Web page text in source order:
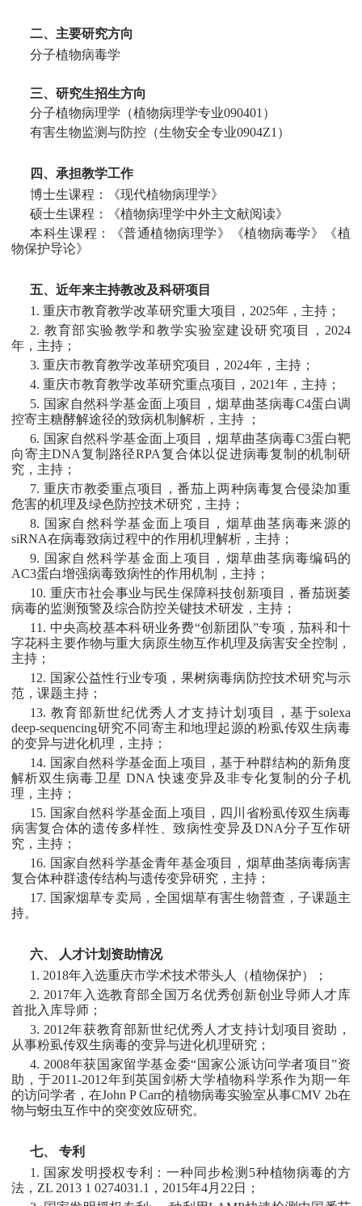
二、 主要研究方向
分子植物病毒学
三、研究生招生方向
分子植物病理学（植物病理学专业090401）
有害生物监测与防控（生物安全专业0904Z1）
四、承担教学工作
博士生课程：《现代植物病理学》
硕士生课程：《植物病理学中外主文献阅读》
本科生课程：《普通植物病理学》《植物病毒学》《植
物保护导论》
五、近年来主持教改及科研项目
1. 重庆市教育教学改革研究重大项目，2025年，主持；
2. 教育部实验教学和教学实验室建设研究项目，2024
年，主持；
3. 重庆市教育教学改革研究项目，2024年，主持；
4. 重庆市教育教学改革研究重点项目，2021年，主持；
5. 国家自然科学基金面上项目，烟草曲茎病毒C4蛋白调
控寄主糖酵解途径的致病机制解析，主持 ；
6. 国家自然科学基金面上项目，烟草曲茎病毒C3蛋白靶
向寄主DNA复制路径RPA复合体以促进病毒复制的机制研
究，主持；
7. 重庆市教委重点项目，番茄上两种病毒复合侵染加重
危害的机理及绿色防控技术研究，主持；
8. 国家自然科学基金面上项目，烟草曲茎病毒来源的
siRNA在病毒致病过程中的作用机理解析，主持；
9. 国家自然科学基金面上项目，烟草曲茎病毒编码的
AC3蛋白增强病毒致病性的作用机制，主持；
10. 重庆市社会事业与民生保障科技创新项目，番茄斑萎
病毒的监测预警及综合防控关键技术研发，主持；
11. 中央高校基本科研业务费“创新团队”专项，茄科和十
字花科主要作物与重大病原生物互作机理及病害安全控制，
主持；
12. 国家公益性行业专项，果树病毒病防控技术研究与示
范，课题主持；
13. 教育部新世纪优秀人才支持计划项目，基于solexa
deep-sequencing研究不同寄主和地理起源的粉虱传双生病毒
的变异与进化机理，主持；
14. 国家自然科学基金面上项目，基于种群结构的新角度
解析双生病毒卫星 DNA 快速变异及非专化复制的分子机
理，主持；
15. 国家自然科学基金面上项目，四川省粉虱传双生病毒
病害复合体的遗传多样性、致病性变异及DNA分子互作研
究，主持；
16. 国家自然科学基金青年基金项目，烟草曲茎病毒病害
复合体种群遗传结构与遗传变异研究，主持；
17. 国家烟草专卖局，全国烟草有害生物普查，子课题主
持。
六、 人才计划资助情况
1. 2018年入选重庆市学术技术带头人（植物保护）；
2. 2017年入选教育部全国万名优秀创新创业导师人才库
首批入库导师；
3. 2012年获教育部新世纪优秀人才支持计划项目资助，
从事粉虱传双生病毒的变异与进化机理研究；
4. 2008年获国家留学基金委“国家公派访问学者项目”资
助，于2011-2012年到英国剑桥大学植物科学系作为期一年
的访问学者，在John P Carr的植物病毒实验室从事CMV 2b在
物与蚜虫互作中的突变效应研究。
七、 专利
1. 国家发明授权专利：一种同步检测5种植物病毒的方
法，ZL 2013 1 0274031.1，2015年4月22日；